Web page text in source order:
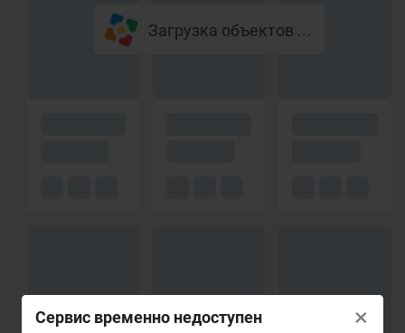
Сервис временно недоступен ×
Загрузка объектов ...